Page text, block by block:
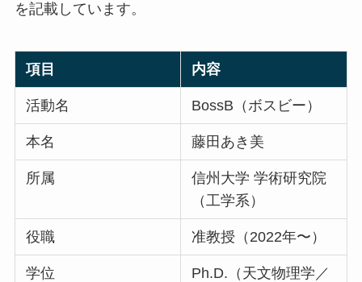
を記載しています。
項目 内容
活動名 BossB（ボスビー）
本名 藤田あき美
所属
信州大学 学術研究院
（工学系）
役職 准教授（2022年〜）
学位
Ph.D.（天文物理学／